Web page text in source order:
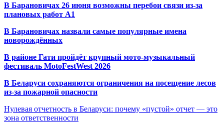
В Барановичах 26 июня возможны перебои связи из-за
плановых работ A1
В Барановичах назвали самые популярные имена
новорождённых
В районе Гати пройдёт крупный мото-музыкальный
фестиваль MotoFestWest 2026
В Беларуси сохраняются ограничения на посещение лесов
из-за пожарной опасности
Нулевая отчетность в Беларуси: почему «пустой» отчет — это
зона ответственности